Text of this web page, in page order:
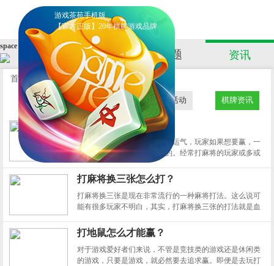
space
首 页 手游 专题 资讯
首页 >资讯> 棋牌资讯
全部 茶苑公告 茶苑活动 棋牌资讯
麻将转运技巧
麻将这款游戏，七分技巧三分运气，玩家如果想要赢，一
点运气都没有是绝对不可以的。经常打麻将的玩家或多或
少的都会有这样的经历，要啥啥不来，打啥啥点炮，这就
让玩家的游戏变得十分痛苦。其实，打麻将运气不好的时
候，可以通过以下这几种方法去尝试转运：
打麻将换三张怎么打？
打麻将换三张是现在非常流行的一种麻将打法。这么说可
能有很多玩家不明白，其实，打麻将换三张的打法就是血
需要去学习一下血流麻将的打法就可以了。至于血流麻将
应该怎么打嘛，现在小编就来给大家做出详细的介绍！
打地鼠怎么才能赢？
对于游戏爱好者们来说，不管是竞技类的游戏还是休闲类
的游戏，只要是游戏，就必然要去追求赢。即便是去玩打
游戏茶苑手机版
【官方正版】20年棋牌游戏品牌